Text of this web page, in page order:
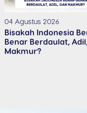
04 Agustus 2026
Bisakah Indonesia
Benar Berdaulat,
Makmur?